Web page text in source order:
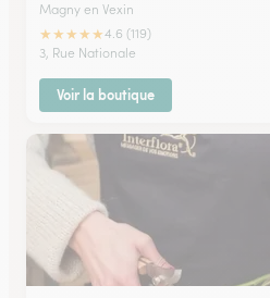
Magny en Vexin
★★★★★4.6 (119)
3, Rue Nationale
Voir la boutique